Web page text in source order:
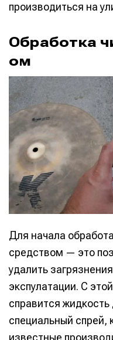
производиться на
Обработка
ом
Для начала
средством — это
удалить
экспулатации. С
справится
специальный спрей,